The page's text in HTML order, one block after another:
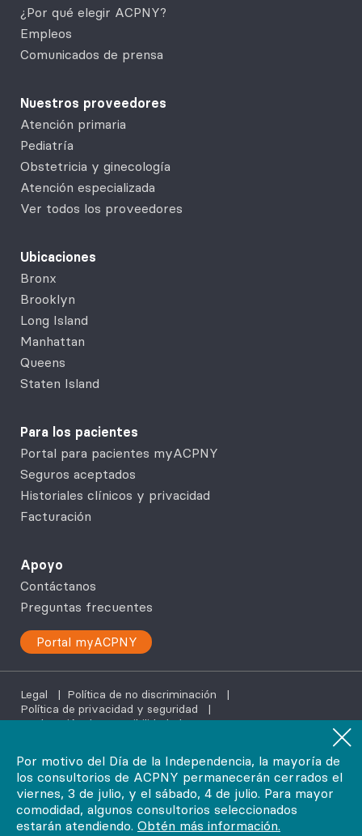
Por motivo del Día de la Independencia, la mayoría de
los consultorios de ACPNY permanecerán cerrados el
viernes, 3 de julio, y el sábado, 4 de julio. Para mayor
comodidad, algunos consultorios seleccionados
estarán atendiendo. Obtén más información.
¿Por qué elegir ACPNY?
Empleos
Comunicados de prensa
Nuestros proveedores
Atención primaria
Pediatría
Obstetricia y ginecología
Atención especializada
Ver todos los proveedores
Ubicaciones
Bronx
Brooklyn
Long Island
Manhattan
Queens
Staten Island
Para los pacientes
Portal para pacientes myACPNY
Seguros aceptados
Historiales clínicos y privacidad
Facturación
Apoyo
Contáctanos
Preguntas frecuentes
Portal myACPNY
Legal | Política de no discriminación
|
Política de privacidad y seguridad
|
Declaración de accesibilidad|
©2026
AdvantageCare Physicians. Todos los derechos reservados.